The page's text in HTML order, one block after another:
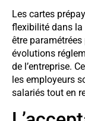
Les cartes
flexibilité dans la
être
évolutions
de l’entreprise.
les employeurs
salariés tout en